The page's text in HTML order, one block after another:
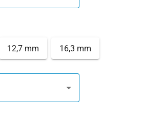
12,7 mm 16,3 mm